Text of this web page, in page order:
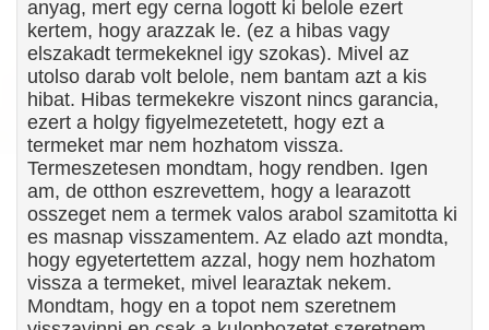
anyag, mert egy cerna logott ki belole ezert
kertem, hogy arazzak le. (ez a hibas vagy
elszakadt termekeknel igy szokas). Mivel az
utolso darab volt belole, nem bantam azt a kis
hibat. Hibas termekekre viszont nincs garancia,
ezert a holgy figyelmezetetett, hogy ezt a
termeket mar nem hozhatom vissza.
Termeszetesen mondtam, hogy rendben. Igen
am, de otthon eszrevettem, hogy a learazott
osszeget nem a termek valos arabol szamitotta ki
es masnap visszamentem. Az elado azt mondta,
hogy egyetertettem azzal, hogy nem hozhatom
vissza a termeket, mivel learaztak nekem.
Mondtam, hogy en a topot nem szeretnem